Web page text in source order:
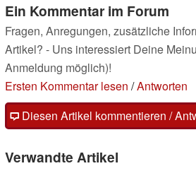
Ein Kommentar im Forum
Fragen, Anregungen, zusätzliche
Artikel? - Uns interessiert Deine
Anmeldung möglich)!
Ersten Kommentar lesen /Antworten
Diesen Artikel kommentieren /
Verwandte Artikel